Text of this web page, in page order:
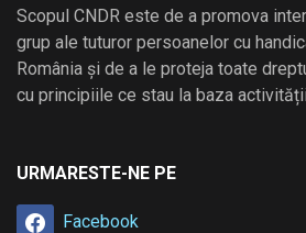
Scopul CNDR este de a promova
grup ale tuturor persoanelor cu
România și de a le proteja toate
cu principiile ce stau la baza
URMARESTE-NE PE
Facebook